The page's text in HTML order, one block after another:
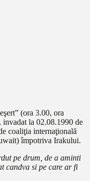
(ora 3.00, ora
la 02.08.1990 de
coaliţia internaţională
împotriva Irakului.
pe drum, de a aminti
candva si pe care ar fi